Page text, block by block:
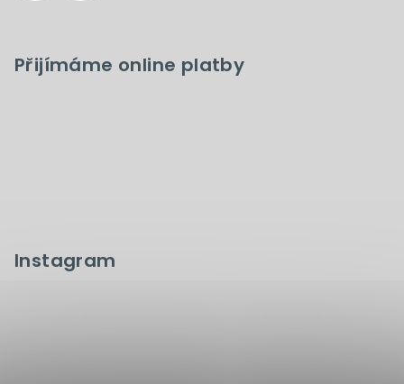
Přijímáme online platby
Instagram